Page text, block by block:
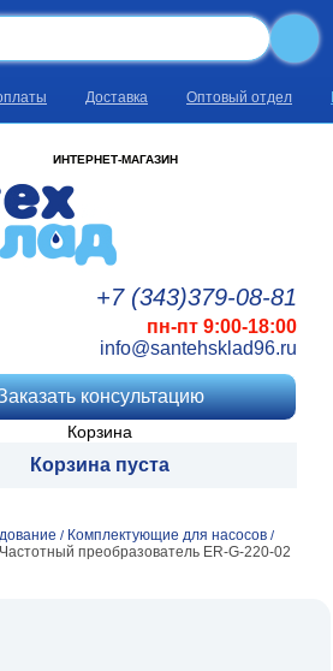
Доставка Оптовый отдел
ИНТЕРНЕТ-МАГАЗИН
+7 (343)379-08-81
пн-пт 9:00-18:00
info@santehsklad96.ru
консультацию
Корзина
Корзина пуста
/ Комплектующие для насосов /
Частотный преобразователь ER-G-220-02